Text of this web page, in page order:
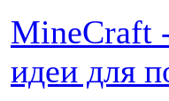
MineCraft
идеи для